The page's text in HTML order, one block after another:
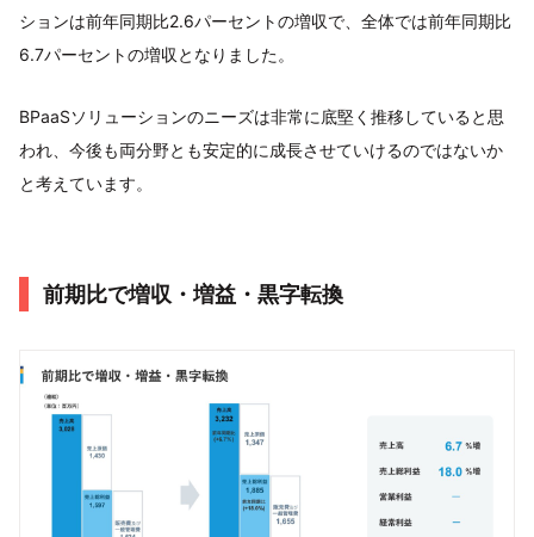
ションは前年同期比2.6パーセントの増収で、全体では前年同期比
6.7パーセントの増収となりました。
BPaaSソリューションのニーズは非常に底堅く推移していると思
われ、今後も両分野とも安定的に成長させていけるのではないか
と考えています。
前期比で増収・増益・黒字転換